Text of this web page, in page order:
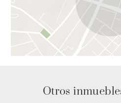
La vivienda dispone además
independiente con
área de planchado
de bienestar con piscina
gimnasio equipado con
Otros